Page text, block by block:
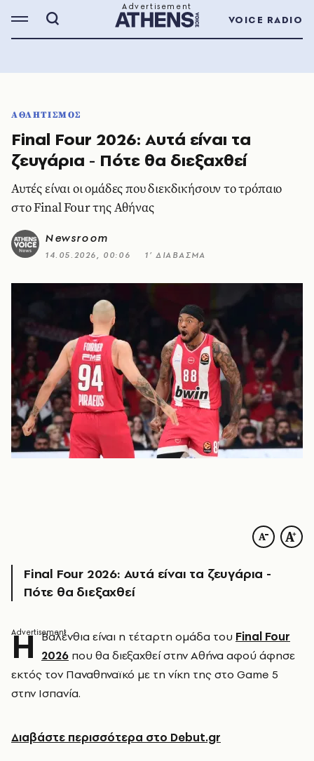
VOICE RADIO
ΑΘΛΗΤΙΣΜΟΣ
Final Four 2026: Αυτά είναι τα
ζευγάρια - Πότε θα διεξαχθεί
Αυτές είναι οι ομάδες που διεκδικήσουν το τρόπαιο
στο Final Four της Αθήνας
Newsroom
14.05.2026, 00:06 1’ ΔΙΑΒΑΣΜΑ
Final Four 2026: Αυτά είναι τα ζευγάρια -
Πότε θα διεξαχθεί
Η Βαλένθια είναι η τέταρτη ομάδα του Final Four
2026 που θα διεξαχθεί στην Αθήνα αφού άφησε
εκτός τον Παναθηναϊκό με τη νίκη της στο Game 5
στην Ισπανία.
Διαβάστε περισσότερα στο Debut.gr